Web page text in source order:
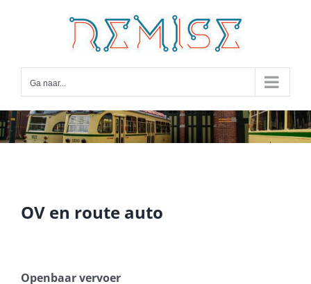
Ga naar...
OV en route auto
Openbaar vervoer